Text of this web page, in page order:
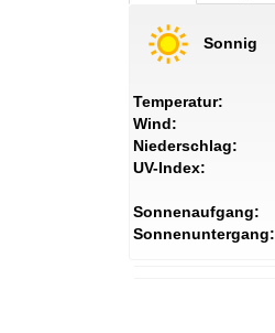
Sonnig
Temperatur:
Wind:
Niederschlag:
UV-Index:
Sonnenaufgang:
Sonnenuntergang: